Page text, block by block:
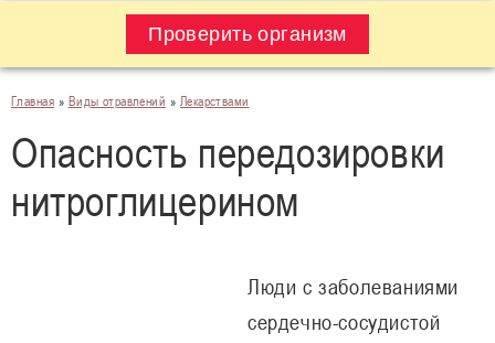
Проверить организм
Главная » Виды отравлений » Лекарствами
Опасность передозировки
нитроглицерином
Люди с заболеваниями
сердечно-сосудистой